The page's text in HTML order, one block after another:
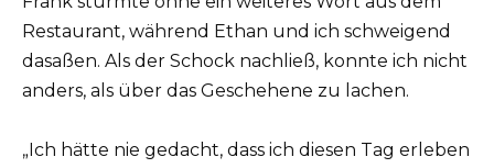
Restaurant, während Ethan und ich schweigend
dasaßen. Als der Schock nachließ, konnte ich nicht
anders, als über das Geschehene zu lachen.
„Ich hätte nie gedacht, dass ich diesen Tag erleben